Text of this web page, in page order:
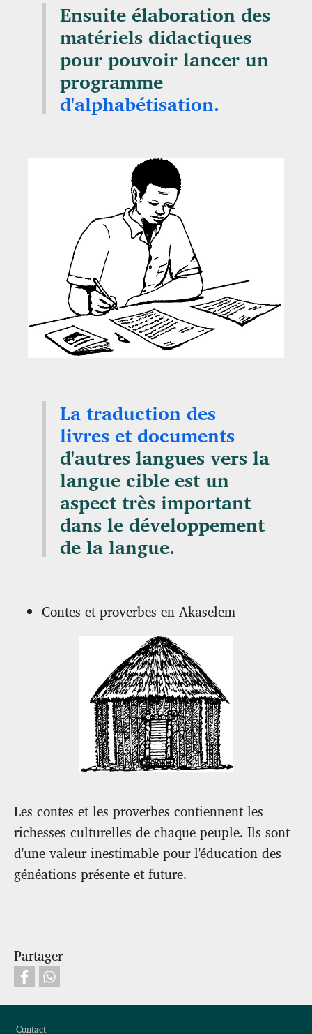
Ensuite élaboration des
matériels didactiques
pour pouvoir lancer un
programme
d'alphabétisation.
La traduction des
livres et documents
d'autres langues vers la
langue cible est un
aspect très important
dans le développement
de la langue.
Contes et proverbes en Akaselem
Les contes et les proverbes contiennent les
richesses culturelles de chaque peuple. Ils sont
d'une valeur inestimable pour l'éducation des
généations présente et future.
Partager
Contact